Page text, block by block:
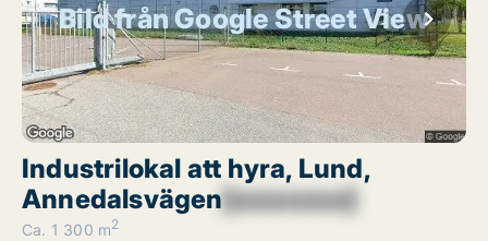
Bild från Google Street View
Industrilokal att hyra, Lund,
Annedalsvägen[xxxxxxxx]
Ca. 1 300 m2